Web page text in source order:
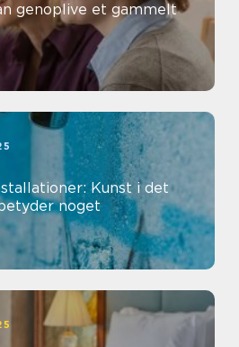
genoplive et gammelt
Kunst i det
noget